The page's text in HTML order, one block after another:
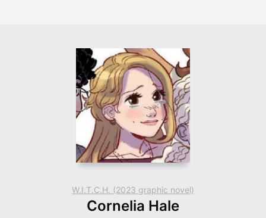
W.I.T.C.H. (2023 graphic novel)
Cornelia Hale